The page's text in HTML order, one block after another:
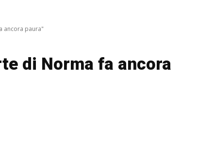
ancora paura"
di Norma fa ancora